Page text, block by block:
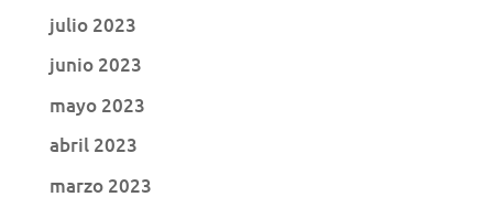
julio 2023
junio 2023
mayo 2023
abril 2023
marzo 2023